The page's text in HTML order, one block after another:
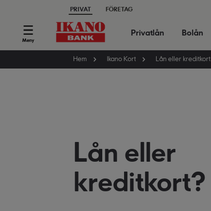
PRIVAT FÖRETAG
Meny
Privatlån Bolån
Hem Ikano Kort Lån eller kreditkort
Lån eller
kreditkort?